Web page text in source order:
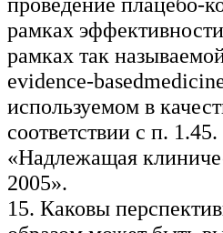
рамках
рамках так
evidence-
используемом в
соответствии с п.
«Надлежащая
2005».
15. Каковы